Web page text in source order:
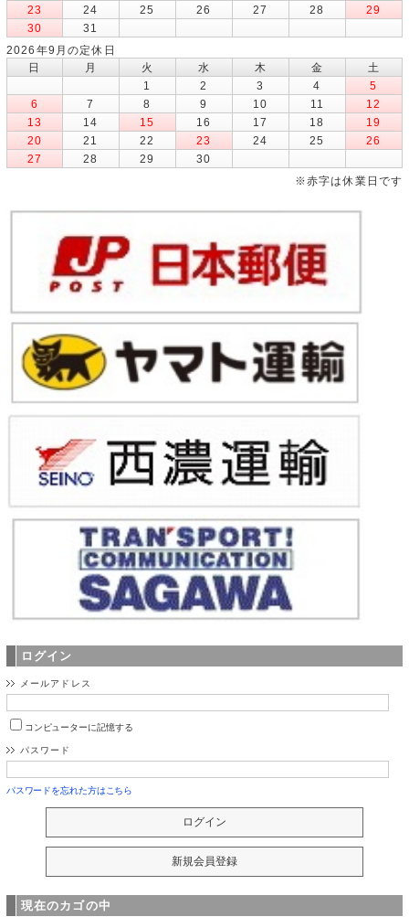
23
24 25 26 27 28
29
30
31
2026年9月の定休日
日
月 火 水 木 金
土
1
2 3 4
5
6
7 8 9 10 11
12
13
14 15 16 17 18
19
20
21 22 23 24 25
26
27
28 29
30
※赤字は休業日です
ログイン
メールアドレス
コンピューターに記憶する
パスワード
パスワードを忘れた方はこちら
現在のカゴの中